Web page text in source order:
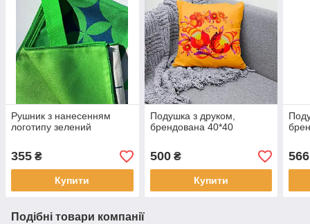
Рушник з нанесенням
логотипу зелений
355 ₴
Купити
Подушка з друком,
брендована 40*40
500₴
Купити
566
Подібні товари компанії